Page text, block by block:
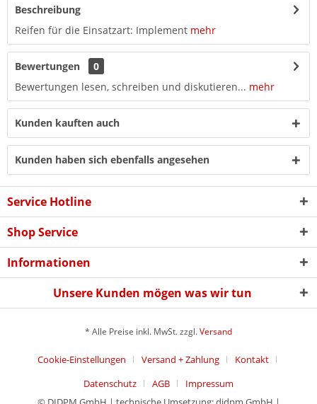
Beschreibung
Reifen für die Einsatzart: Implement mehr
Bewertungen
0
Bewertungen lesen, schreiben und diskutieren... mehr
Kunden kauften auch
Kunden haben sich ebenfalls angesehen
Service Hotline
Shop Service
Informationen
Unsere Kunden mögen was wir tun
* Alle Preise inkl. MwSt. zzgl.Versand
Cookie-Einstellungen Versand + Zahlung
Kontakt
Datenschutz
AGB
Impressum